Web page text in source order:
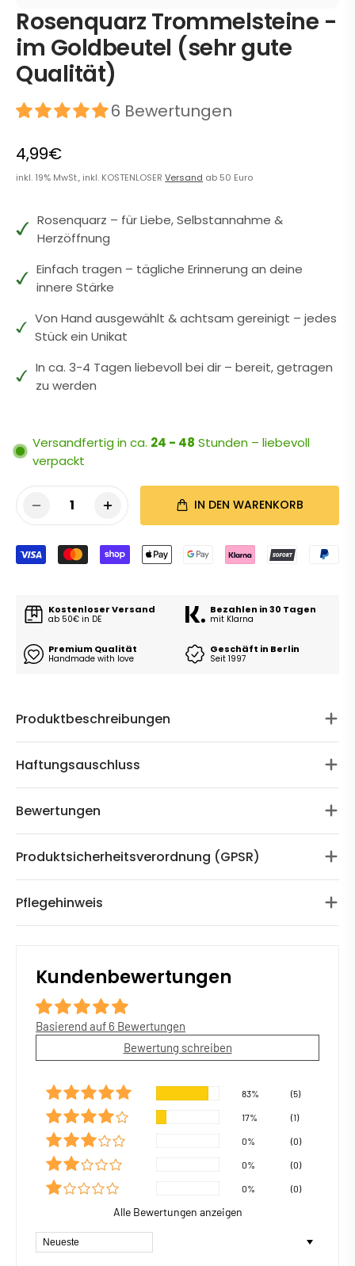
Rosenquarz Trommelsteine -
im Goldbeutel (sehr gute
Qualität)
6 Bewertungen
4,99€
inkl. 19% MwSt., inkl. KOSTENLOSERVersand ab 50 Euro
Rosenquarz – für Liebe, Selbstannahme &
Herzöffnung
Einfach tragen – tägliche Erinnerung an deine
innere Stärke
Von Hand ausgewählt & achtsam gereinigt – jedes
Stück ein Unikat
In ca. 3-4 Tagen liebevoll bei dir – bereit, getragen
zu werden
Versandfertig in ca. 24 - 48 Stunden – liebevoll
verpackt
1 IN DEN WARENKORB
Kostenloser Versand
ab 50€ in DE
Bezahlen in 30 Tagen
mit Klarna
Premium Qualität
Handmade with love
Geschäft in Berlin
Seit 1997
Produktbeschreibungen
Haftungsauschluss
Bewertungen
Produktsicherheitsverordnung (GPSR)
Pflegehinweis
Kundenbewertungen
Basierend auf 6 Bewertungen
Bewertung schreiben
83% (5)
17% (1)
0% (0)
0% (0)
0% (0)
Alle Bewertungen anzeigen
Sort by